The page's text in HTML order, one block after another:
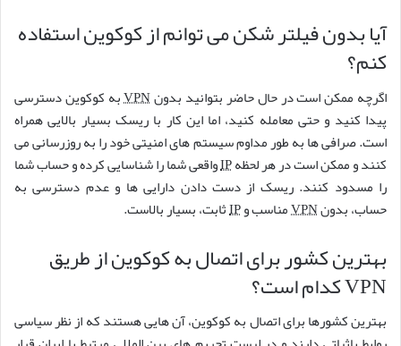
آیا بدون فیلتر شکن می توانم از کوکوین استفاده
کنم؟
اگرچه ممکن است در حال حاضر بتوانید بدونVPNبه کوکوین دسترسی
پیدا کنید و حتی معامله کنید، اما این کار با ریسک بسیار بالایی همراه
است. صرافی ها به طور مداوم سیستم های امنیتی خود را به روزرسانی می
کنند و ممکن است در هر لحظهIPواقعی شما را شناسایی کرده و حساب شما
را مسدود کنند. ریسک از دست دادن دارایی ها و عدم دسترسی به
حساب، بدونVPNمناسب وIPثابت، بسیار بالاست.
بهترین کشور برای اتصال به کوکوین از طریق
VPN کدام است؟
بهترین کشورها برای اتصال به کوکوین، آن هایی هستند که از نظر سیاسی